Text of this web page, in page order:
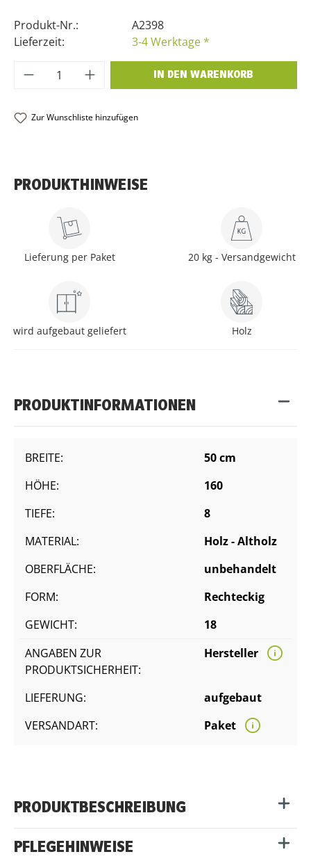
Produkt-Nr.:
A2398
Lieferzeit:
3-4 Werktage *
Produkt Anzahl: Gib den gewünschten
IN DEN WARENKORB
Zur Wunschliste hinzufügen
PRODUKTHINWEISE
Lieferung per Paket 20 kg - Versandgewicht
wird aufgebaut geliefert Holz
PRODUKTINFORMATIONEN
BREITE:
50 cm
HÖHE:
160
TIEFE:
8
MATERIAL:
Holz - Altholz
OBERFLÄCHE:
unbehandelt
FORM:
Rechteckig
GEWICHT:
18
ANGABEN ZUR
PRODUKTSICHERHEIT:
Hersteller
LIEFERUNG:
aufgebaut
VERSANDART:
Paket
PRODUKTBESCHREIBUNG
PFLEGEHINWEISE